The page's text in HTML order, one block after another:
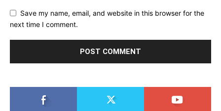
Save my name, email, and website in this browser for the
next time I comment.